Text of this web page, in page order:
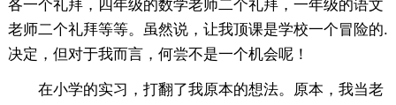
各一个礼拜，四年级的数学老师二个礼拜，一年级的语文
老师二个礼拜等等。虽然说，让我顶课是学校一个冒险的.
决定，但对于我而言，何尝不是一个机会呢！
在小学的实习，打翻了我原本的想法。原本，我当老